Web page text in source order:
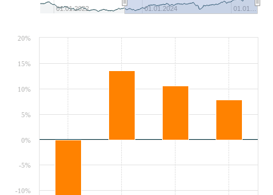
01.01.2022 01.01.2024 01.01…
-10%
-5%
0%
5%
10%
15%
20%